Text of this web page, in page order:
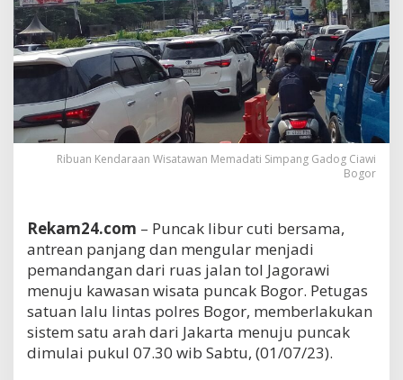
Ribuan Kendaraan Wisatawan Memadati Simpang Gadog Ciawi
Bogor
Rekam24.com – Puncak libur cuti bersama,
antrean panjang dan mengular menjadi
pemandangan dari ruas jalan tol Jagorawi
menuju kawasan wisata puncak Bogor. Petugas
satuan lalu lintas polres Bogor, memberlakukan
sistem satu arah dari Jakarta menuju puncak
dimulai pukul 07.30 wib Sabtu, (01/07/23).